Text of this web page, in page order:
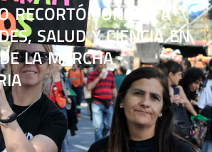
RECORTÓ FONDOS A
SALUD Y CIENCIA EN
LA MARCHA